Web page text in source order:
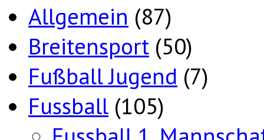
Allgemein (87)
Breitensport (50)
Fußball Jugend (7)
Fussball (105)